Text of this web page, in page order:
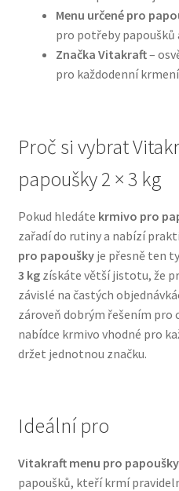
Hill’s pro psy
Hračky pro psy
N&D Farmina pro psy —
Oblečky pro psy
Pamlsky pro psy
Pelíšky pro psy
Ortopedické pelíšky
Přepravky pro psy
Royal Canin pro psy
Veterinární dieta pro psy
Menu určené pro
pro potřeby papoušků
Značka Vitakraft–
pro každodenní
Proč si vybrat
papoušky 2 × 3 kg
Pokud hledáte krmivo pro
zařadí do rutiny a nabízí
pro papouškyje přesně ten
3 kgzískáte větší jistotu, že
závislé na častých
zároveň dobrým řešením
nabídce krmivo vhodné pro
držet jednotnou značku.
Ideální pro
Vitakraft menu pro papoušky
papoušků, kteří krmí